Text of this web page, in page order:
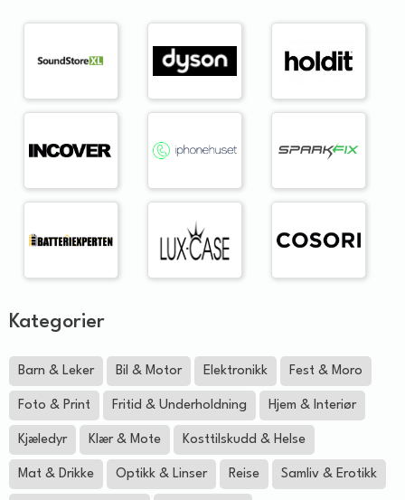
Kategorier
Barn & Leker Bil & Motor Elektronikk Fest & Moro
Foto & Print Fritid & Underholdning Hjem & Interiør
Kjæledyr Klær & Mote Kosttilskudd & Helse
Mat & Drikke Optikk & Linser Reise Samliv & Erotikk